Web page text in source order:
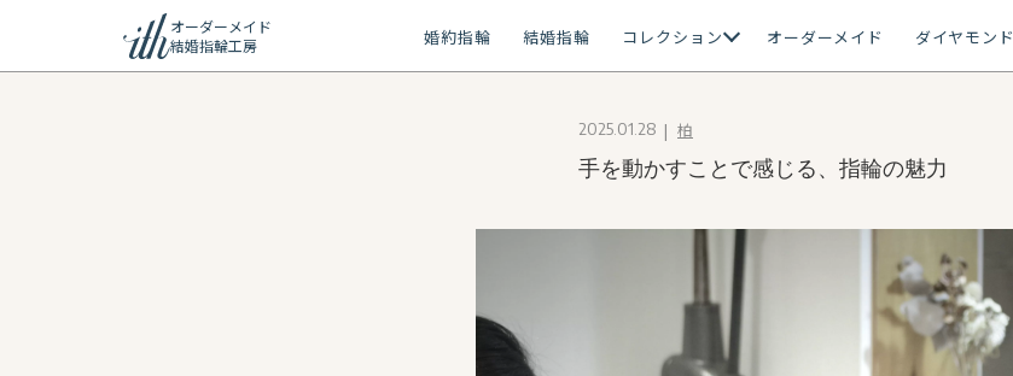
オーダーメイド
結婚指輪工房
婚約指輪 結婚指輪 コレクション オーダーメイド ダイヤモンド
2025.01.28 柏
手を動かすことで感じる、指輪の魅力